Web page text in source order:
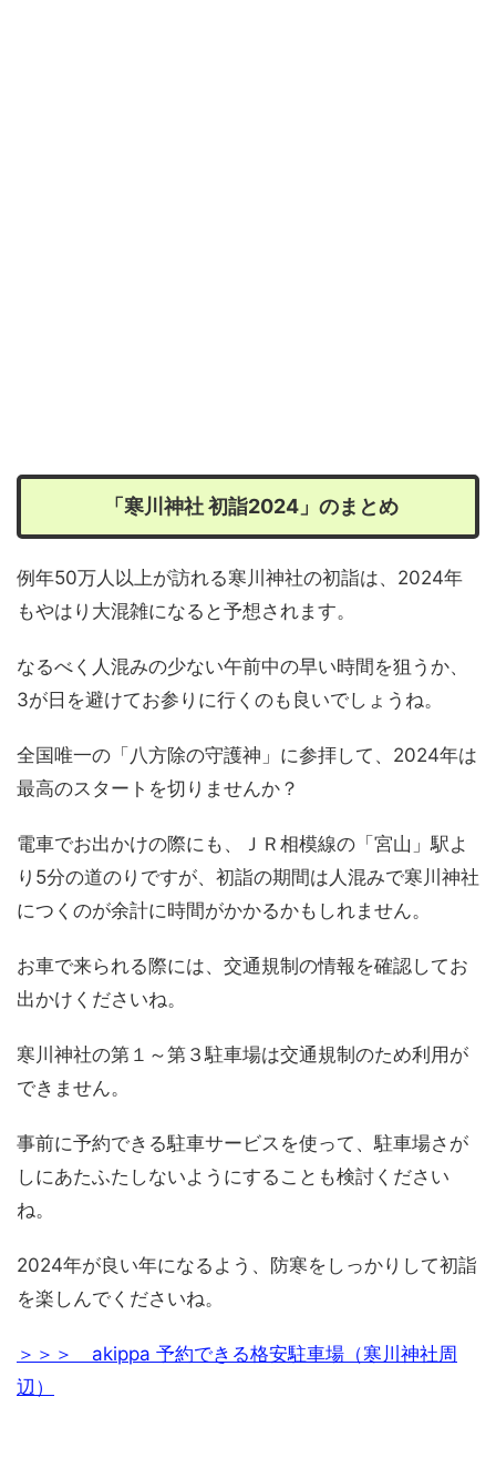
「寒川神社 初詣2024」のまとめ
例年50万人以上が訪れる寒川神社の初詣は、2024年
もやはり大混雑になると予想されます。
なるべく人混みの少ない午前中の早い時間を狙うか、
3が日を避けてお参りに行くのも良いでしょうね。
全国唯一の「八方除の守護神」に参拝して、2024年は
最高のスタートを切りませんか？
電車でお出かけの際にも、ＪＲ相模線の「宮山」駅よ
り5分の道のりですが、初詣の期間は人混みで寒川神社
につくのが余計に時間がかかるかもしれません。
お車で来られる際には、交通規制の情報を確認してお
出かけくださいね。
寒川神社の第１～第３駐車場は交通規制のため利用が
できません。
事前に予約できる駐車サービスを使って、駐車場さが
しにあたふたしないようにすることも検討ください
ね。
2024年が良い年になるよう、防寒をしっかりして初詣
を楽しんでくださいね。
＞＞＞ akippa 予約できる格安駐車場（寒川神社周
辺）